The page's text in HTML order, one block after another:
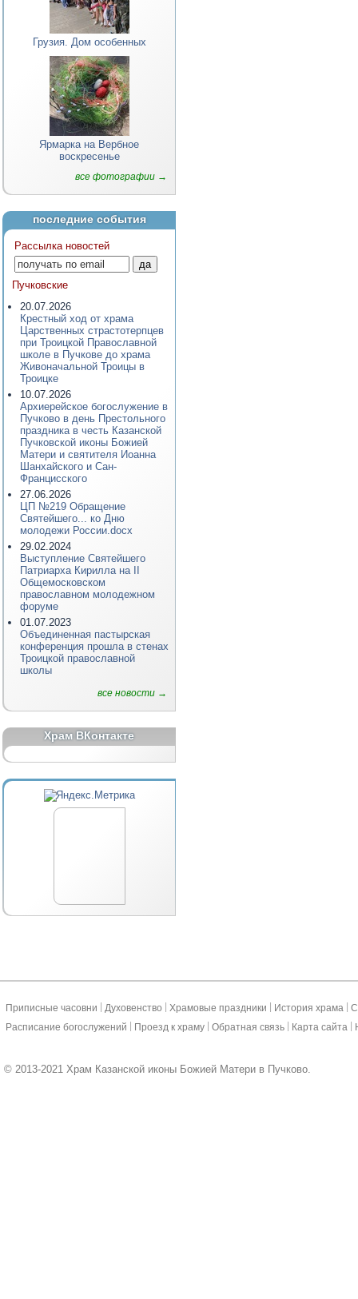
Грузия. Дом особенных
Ярмарка на Вербное
воскресенье
все фотографии →
последние события
Рассылка новостей
Пучковские
20.07.2026
Крестный ход от храма
Царственных страстотерпцев
при Троицкой Православной
школе в Пучкове до храма
Живоначальной Троицы в
Троицке
10.07.2026
Архиерейское богослужение в
Пучково в день Престольного
праздника в честь Казанской
Пучковской иконы Божией
Матери и святителя Иоанна
Шанхайского и Сан-
Францисского
27.06.2026
ЦП №219 Обращение
Святейшего... ко Дню
молодежи России.docx
29.02.2024
Выступление Святейшего
Патриарха Кирилла на II
Общемосковском
православном молодежном
форуме
01.07.2023
Объединенная пастырская
конференция прошла в стенах
Троицкой православной
школы
все новости →
Храм ВКонтакте
Приписные часовни Духовенство Храмовые праздники История храма
Расписание богослужений
Проезд к храму Обратная связь Карта сайта
© 2013-2021 Храм Казанской иконы Божией Матери в Пучково.